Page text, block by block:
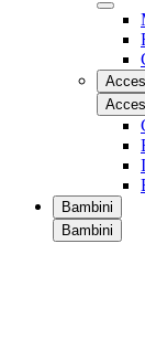
Bambini
Bambini